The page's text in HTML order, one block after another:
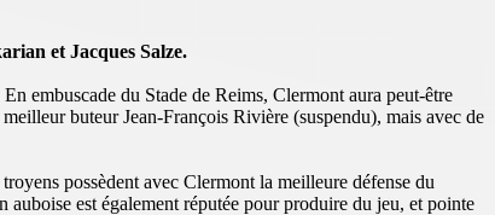
et Jacques Salze.
embuscade du Stade de Reims, Clermont aura peut-être
buteur Jean-François Rivière (suspendu), mais avec de
possèdent avec Clermont la meilleure défense du
est également réputée pour produire du jeu, et pointe